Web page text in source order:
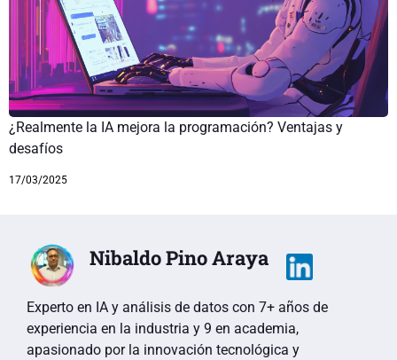
¿Realmente la IA mejora la programación? Ventajas y
desafíos
17/03/2025
Nibaldo Pino Araya
Experto en IA y análisis de datos con 7+ años de
experiencia en la industria y 9 en academia,
apasionado por la innovación tecnológica y